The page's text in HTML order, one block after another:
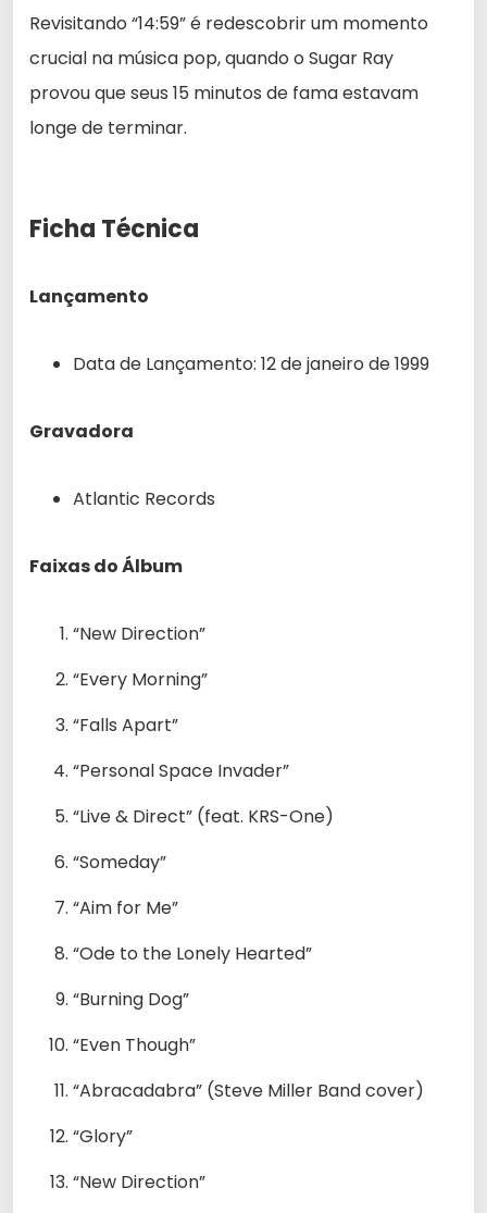
Revisitando “14:59” é redescobrir um momento
crucial na música pop, quando o Sugar Ray
provou que seus 15 minutos de fama estavam
longe de terminar.
Ficha Técnica
Lançamento
Data de Lançamento: 12 de janeiro de 1999
Gravadora
Atlantic Records
Faixas do Álbum
“New Direction”
“Every Morning”
“Falls Apart”
“Personal Space Invader”
“Live & Direct” (feat. KRS-One)
“Someday”
“Aim for Me”
“Ode to the Lonely Hearted”
“Burning Dog”
“Even Though”
“Abracadabra” (Steve Miller Band cover)
“Glory”
“New Direction”